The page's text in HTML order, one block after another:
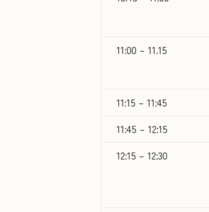
11:00 – 11.15
11:15 – 11:45
11:45 – 12:15
12:15 – 12:30